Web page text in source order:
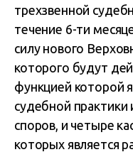
трехзвенной
течение 6-ти
силу нового
которого будут
функцией которой
судебной
споров, и четыре
которых является